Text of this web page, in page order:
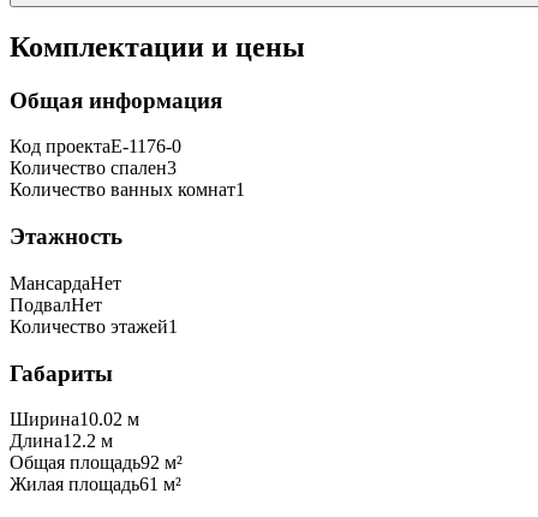
Комплектации и цены
Общая информация
Код проектаE-1176-0
Количество спален3
Количество ванных комнат1
Этажность
МансардаНет
ПодвалНет
Количество этажей1
Габариты
Ширина10.02 м
Длина12.2 м
Общая площадь92 м²
Жилая площадь61 м²